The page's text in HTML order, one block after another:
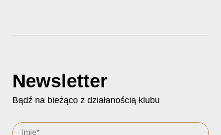
Newsletter
Bądź na bieżąco z działanością klubu